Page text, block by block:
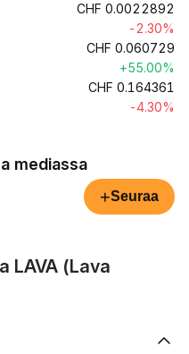
CHF 0.0022892
-2.30%
CHF 0.060729
+55.00%
CHF 0.164361
-4.30%
mediassa
+Seuraa
LAVA (Lava